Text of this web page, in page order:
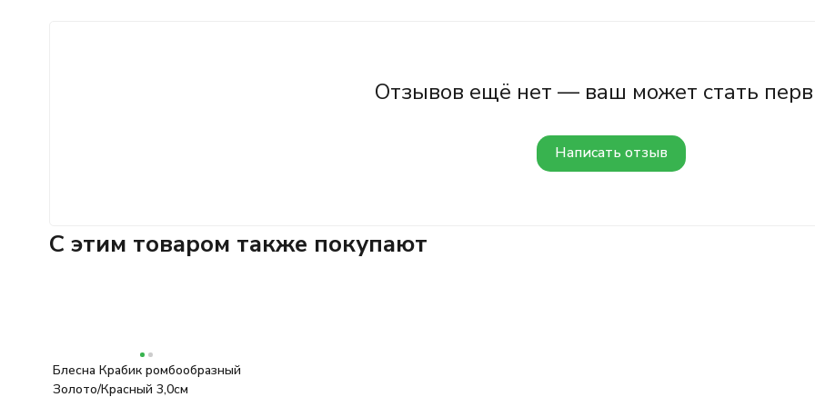
Отзывов ещё нет — ваш может стать
Написать отзыв
C этим товаром также покупают
Блесна Крабик ромбообразный
Золото/Красный 3,0см